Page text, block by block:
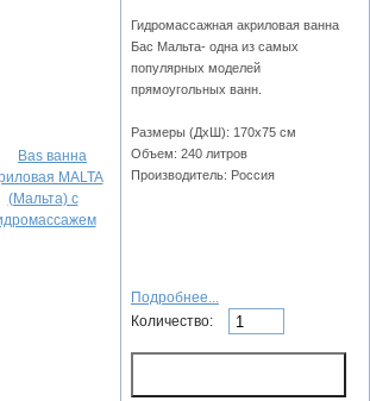
Гидромассажная акриловая ванна
Бас Мальта- одна из самых
популярных моделей
прямоугольных ванн.
Размеры (ДхШ): 170х75 см
Объем: 240 литров
Производитель: Россия
Подробнее...
Количество: